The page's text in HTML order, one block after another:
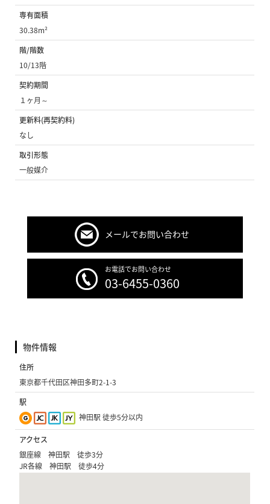
専有面積
30.38m²
階/階数
10/13階
契約期間
１ヶ月～
更新料(再契約料)
なし
取引形態
一般媒介
メールでお問い合わせ
お電話でお問い合わせ
03-6455-0360
物件情報
住所
東京都千代田区神田多町2-1-3
駅
神田駅 徒歩5分以内
アクセス
銀座線 神田駅 徒歩3分
JR各線 神田駅 徒歩4分